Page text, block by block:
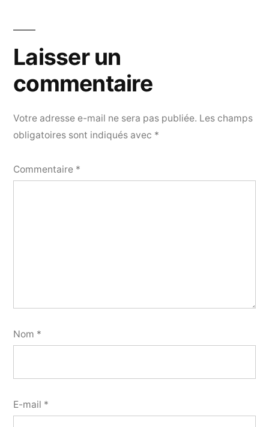
Laisser un
commentaire
Votre adresse e-mail ne sera pas publiée. Les champs
obligatoires sont indiqués avec *
Commentaire *
Nom *
E-mail *